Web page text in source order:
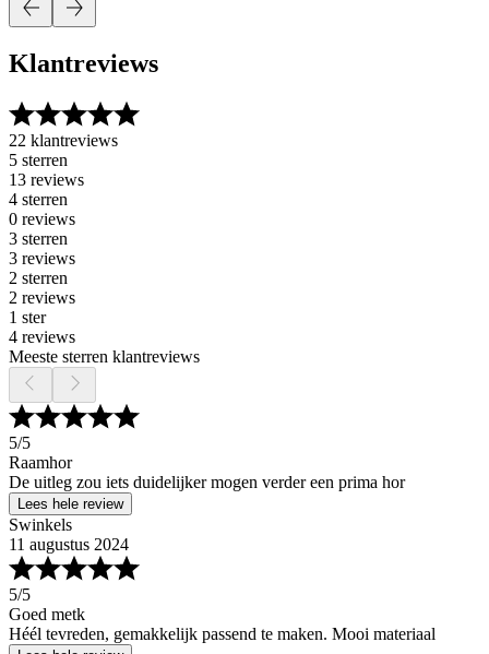
Klantreviews
22 klantreviews
5 sterren
13 reviews
4 sterren
0 reviews
3 sterren
3 reviews
2 sterren
2 reviews
1 ster
4 reviews
Meeste sterren klantreviews
5/5
Raamhor
De uitleg zou iets duidelijker mogen verder een prima hor
Lees hele review
Swinkels
11 augustus 2024
5/5
Goed metk
Héél tevreden, gemakkelijk passend te maken. Mooi materiaal